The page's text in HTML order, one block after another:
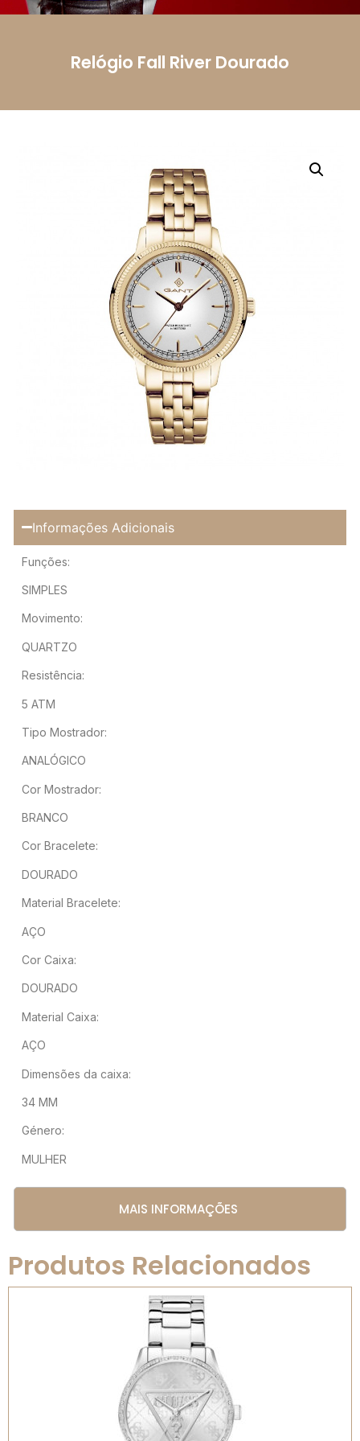
Relógio Fall River Dourado
Informações Adicionais
Funções:
SIMPLES
Movimento:
QUARTZO
Resistência:
5 ATM
Tipo Mostrador:
ANALÓGICO
Cor Mostrador:
BRANCO
Cor Bracelete:
DOURADO
Material Bracelete:
AÇO
Cor Caixa:
DOURADO
Material Caixa:
AÇO
Dimensões da caixa:
34 MM
Género:
MULHER
MAIS INFORMAÇÕES
Produtos Relacionados
Mensagem
Enviar